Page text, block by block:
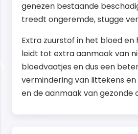
genezen bestaande
treedt ongeremde, stugge
Extra zuurstof in het bloed en
leidt tot extra aanmaak van
bloedvaatjes en dus een
vermindering van littekens
en de aanmaak van gezonde